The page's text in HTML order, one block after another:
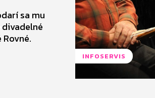
sa mu
INFOSERVIS